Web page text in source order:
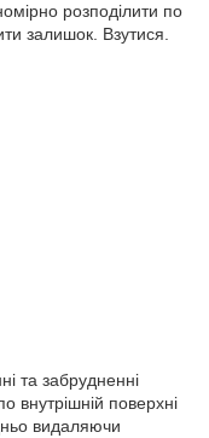
розподілити по
залишок. Взутися.
та забрудненні
внутрішній поверхні
видаляючи